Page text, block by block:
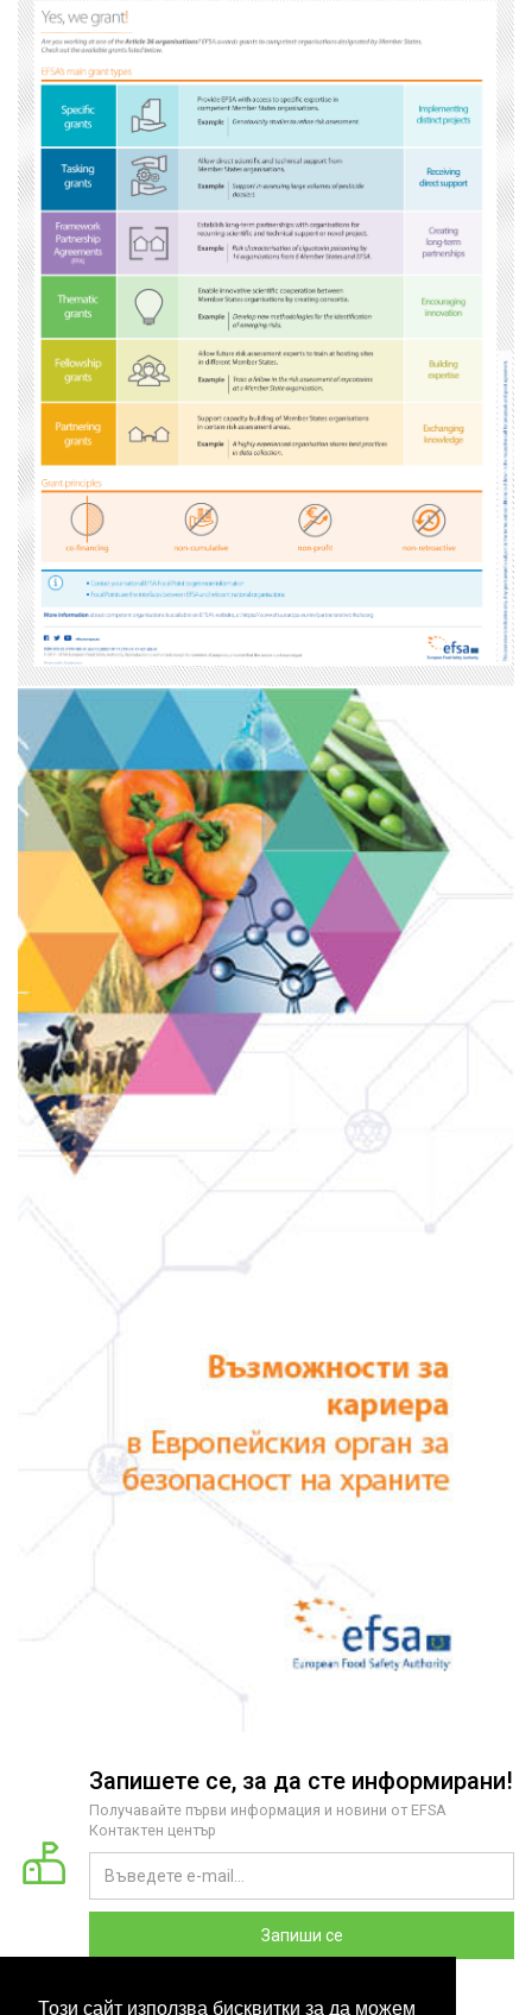
Този сайт използва бисквитки за да можем
Запишете се, за да сте информирани!
Получавайте първи информация и новини от EFSA
Контактен център
Запиши се